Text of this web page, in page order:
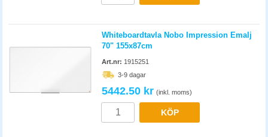
Whiteboardtavla Nobo Impression Emalj
70" 155x87cm
Art.nr: 1915251
3-9 dagar
5442.50 kr (inkl. moms)
KÖP